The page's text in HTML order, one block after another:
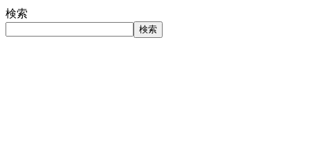
検索
検索